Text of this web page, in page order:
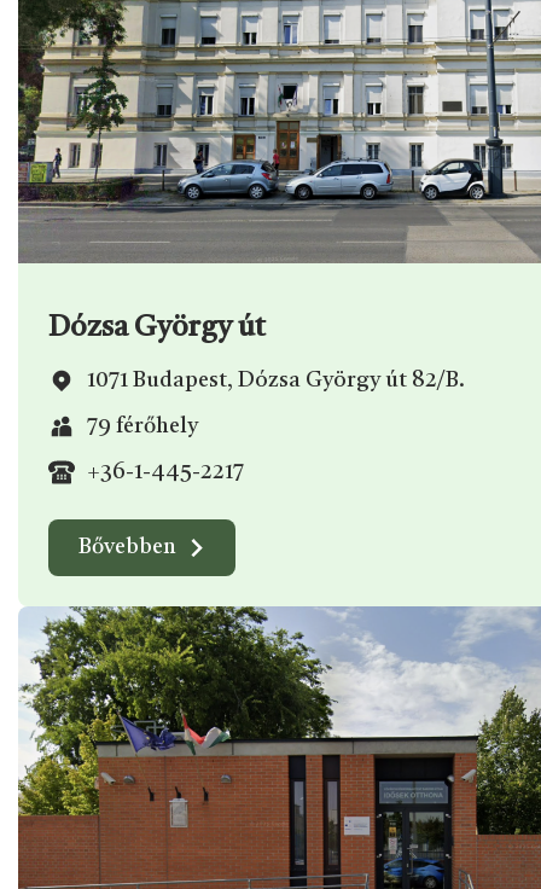
Dózsa György út
1071 Budapest, Dózsa György út 82/B.
79 férőhely
+36-1-445-2217
Bővebben